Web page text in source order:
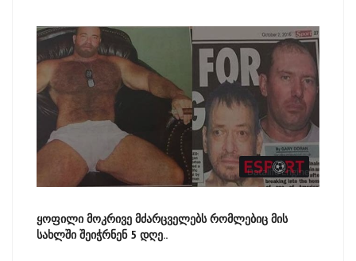
ყოფილი მოკრივე მძარცველებს რომლებიც მის
სახლში შეიჭრნენ 5 დღე..